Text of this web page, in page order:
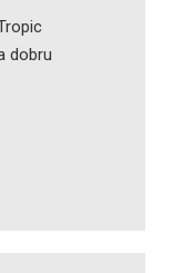
dobru